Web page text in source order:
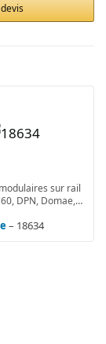
sur rail
DPN, Domae,
– 18634